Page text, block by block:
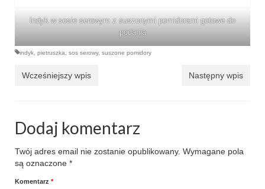
Indyk w sosie serowym z suszonymi pomidorami gotowe do
podania
indyk, pietruszka, sos serowy, suszone pomidory
Wcześniejszy wpis Następny wpis
Dodaj komentarz
Twój adres email nie zostanie opublikowany. Wymagane pola
są oznaczone *
Komentarz *